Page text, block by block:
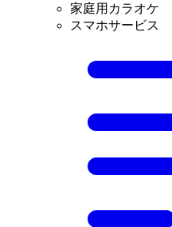
家庭用カラオケ
スマホサービス